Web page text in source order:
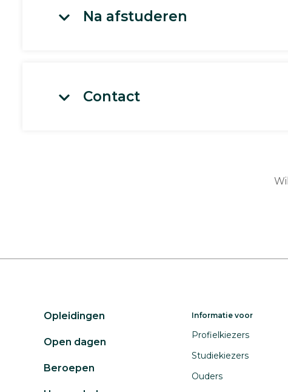
Na afstuderen
Contact
Opleidingen
Open dagen
Beroepen
Informatie voor
Profielkiezers
Studiekiezers
Ouders